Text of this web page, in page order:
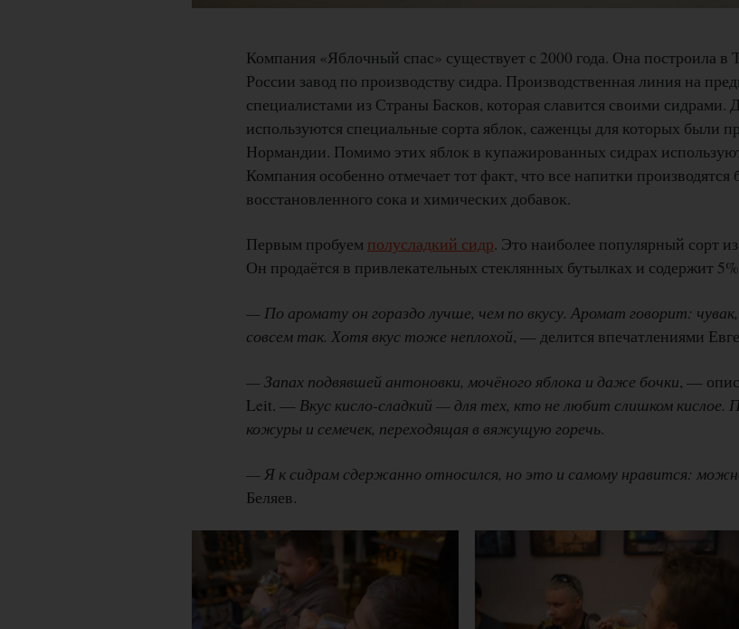
Компания «Яблочный спас» существует с 2000 года. Она построила в
России завод по производству сидра. Производственная линия на
специалистами из Страны Басков, которая славится своими сидрами.
используются специальные сорта яблок, саженцы для которых были
Нормандии. Помимо этих яблок в купажированных сидрах
Компания особенно отмечает тот факт, что все напитки производятся
восстановленного сока и химических добавок.
Первым пробуем полусладкий сидр. Это наиболее популярный сорт
Он продаётся в привлекательных стеклянных бутылках и содержит 5%
— По аромату он гораздо лучше, чем по вкусу. Аромат говорит:
совсем так. Хотя вкус тоже неплохой, — делится впечатлениями
— Запах подвявшей антоновки, мочёного яблока и даже бочки, —
Leit. — Вкус кисло-сладкий — для тех, кто не любит слишком
кожуры и семечек, переходящая в вяжущую горечь.
— Я к сидрам сдержанно относился, но это и самому нравится:
Беляев.